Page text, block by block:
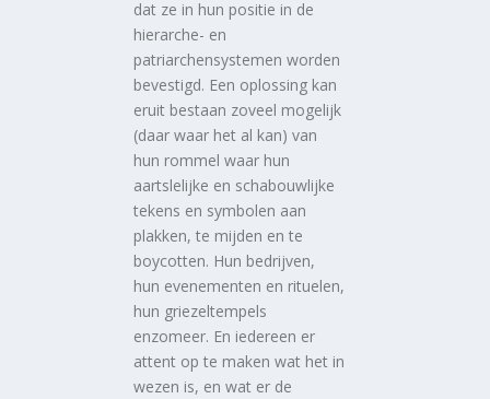
dat ze in hun positie in de
hierarche- en
patriarchensystemen worden
bevestigd. Een oplossing kan
eruit bestaan zoveel mogelijk
(daar waar het al kan) van
hun rommel waar hun
aartslelijke en schabouwlijke
tekens en symbolen aan
plakken, te mijden en te
boycotten. Hun bedrijven,
hun evenementen en rituelen,
hun griezeltempels
enzomeer. En iedereen er
attent op te maken wat het in
wezen is, en wat er de